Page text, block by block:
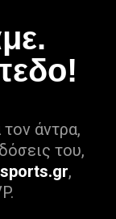
άντρα,
του,
,